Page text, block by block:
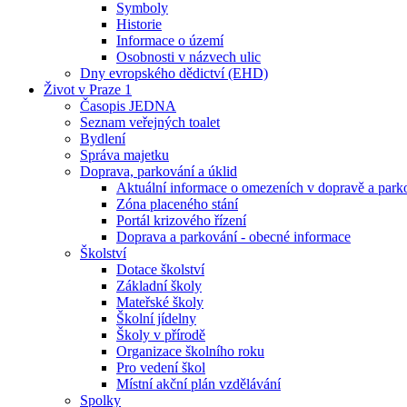
Symboly
Historie
Informace o území
Osobnosti v názvech ulic
Dny evropského dědictví (EHD)
Život v Praze 1
Časopis JEDNA
Seznam veřejných toalet
Bydlení
Správa majetku
Doprava, parkování a úklid
Aktuální informace o omezeních v dopravě a
Zóna placeného stání
Portál krizového řízení
Doprava a parkování - obecné informace
Školství
Dotace školství
Základní školy
Mateřské školy
Školní jídelny
Školy v přírodě
Organizace školního roku
Pro vedení škol
Místní akční plán vzdělávání
Spolky